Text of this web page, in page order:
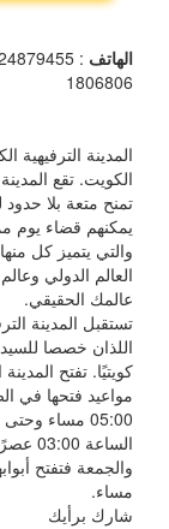
الهاتف : 24879455
1806806
المدينة الترفيهية
تمنح متعة بلا
يمكنهم قضاء يوم
والتي يتميز كل
العالم الدولي
عالمك الحقيقي.
تستقبل المدينة
كويتيًا. تفتح
مواعيد فتحها في
مساء.
شارك برأيك